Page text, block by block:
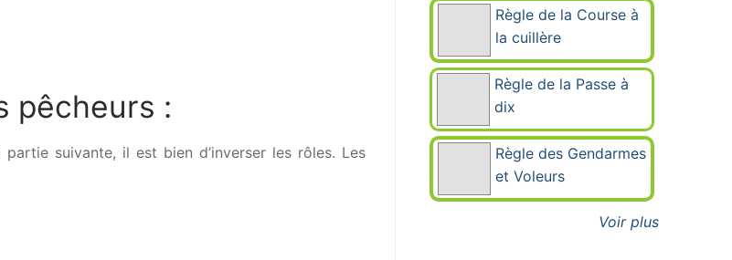
pêcheurs :
suivante, il est bien d’inverser les rôles. Les
Règle de la Course à
la cuillère
Règle de la Passe à
dix
Règle des Gendarmes
et Voleurs
Voir plus